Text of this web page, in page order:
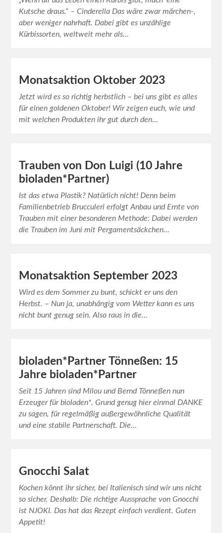
Kutsche draus.“ – Cinderella Das wäre zwar märchen-,
aber weniger nahrhaft. Dabei gibt es unzählige
Kürbissorten, weltweit mehr als…
Monatsaktion Oktober 2023
Jetzt wird es so richtig herbstlich – bei uns gibt es alles
für einen goldenen Oktober! Wir zeigen euch, wie und
mit welchen Produkten ihr gut durch den…
Trauben von Don Luigi (10 Jahre
bioladen*Partner)
Ist das etwa Plastik? Natürlich nicht! Denn beim
Familienbetrieb Brucculeri erfolgt Anbau und Ernte von
Trauben mit einer besonderen Methode: Dabei werden
die Trauben im Juni mit Pergamentsäckchen…
Monatsaktion September 2023
Wird es dem Sommer zu bunt, schickt er uns den
Herbst. – Nun ja, unabhängig vom Wetter kann es uns
nicht bunt genug sein. Also raus in die…
bioladen*Partner Tönneßen: 15
Jahre bioladen*Partner
Seit 15 Jahren sind Milou und Bernd Tönneßen nun
Erzeuger für bioladen*. Grund genug hier einmal DANKE
zu sagen, für regelmäßig außergewöhnliche Qualität
und eine stabile Partnerschaft. Die…
Gnocchi Salat
Kochen könnt ihr sicher, bei Italienisch sind wir uns nicht
so sicher. Deshalb: Die richtige Aussprache von Gnocchi
ist NJOKI. Das hat das Rezept einfach verdient. Guten
Appetit!